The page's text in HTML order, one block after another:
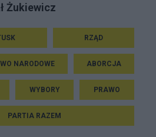
Żukiewicz
RZĄD
NARODOWE ABORCJA
WYBORY PRAWO
PARTIA RAZEM